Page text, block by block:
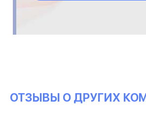
ОТЗЫВЫ О ДРУГИХ